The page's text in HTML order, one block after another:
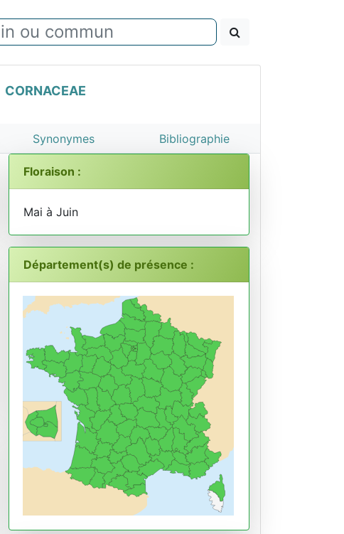
CORNACEAE
Synonymes Bibliographie
Floraison :
Mai à Juin
Département(s) de présence :